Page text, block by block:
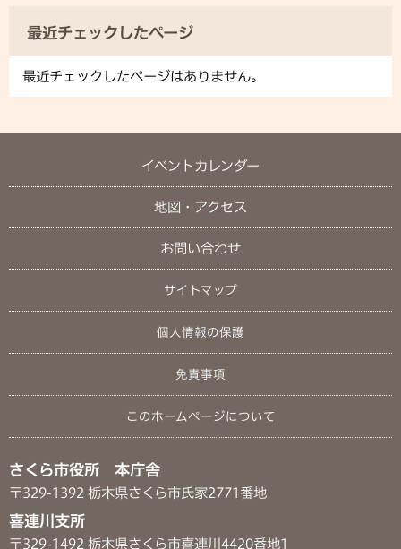
最近チェックしたページ
最近チェックしたページはありません。
イベントカレンダー
地図・アクセス
お問い合わせ
サイトマップ
個人情報の保護
免責事項
このホームページについて
さくら市役所 本庁舎
〒329-1392 栃木県さくら市氏家2771番地
喜連川支所
〒329-1492 栃木県さくら市喜連川4420番地1